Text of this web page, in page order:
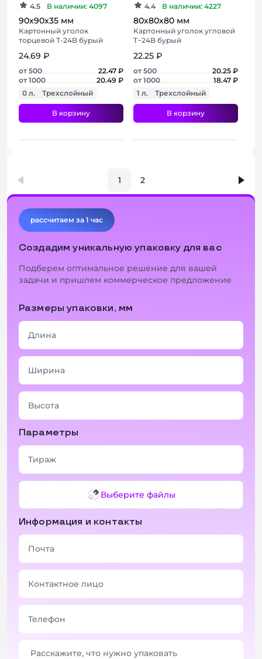
+ 3 фото
4.5 В наличии: 4097
90х90х35 мм
Картонный уголок
торцевой Т-24B бурый
24.69 ₽
от 500
22.47 ₽
от 1000
20.49 ₽
0 л.
Трехслойный
В корзину
+ 3 фото
4.4 В наличии: 4227
80х80х80 мм
Картонный уголок угловой
Т−24B бурый
22.25 ₽
от 500
20.25 ₽
от 1000
18.47 ₽
1 л.
Трехслойный
В корзину
1 2
рассчитаем за 1 час
Создадим уникальную упаковку для вас
Подберем оптимальное решение для вашей
задачи и пришлем коммерческое предложение
Размеры упаковки, мм
Параметры
Выберите файлы
Информация и контакты